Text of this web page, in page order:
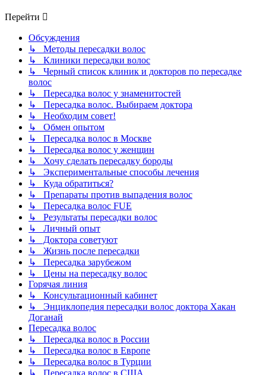
Перейти
Обсуждения
↳ Методы пересадки волос
↳ Клиники пересадки волос
↳ Черный список клиник и докторов по пересадке
волос
↳ Пересадка волос у знаменитостей
↳ Пересадка волос. Выбираем доктора
↳ Необходим совет!
↳ Обмен опытом
↳ Пересадка волос в Москве
↳ Пересадка волос у женщин
↳ Хочу сделать пересадку бороды
↳ Экспериментальные способы лечения
↳ Куда обратиться?
↳ Препараты против выпадения волос
↳ Пересадка волос FUE
↳ Результаты пересадки волос
↳ Личный опыт
↳ Доктора советуют
↳ Жизнь после пересадки
↳ Пересадка зарубежом
↳ Цены на пересадку волос
Горячая линия
↳ Консультационный кабинет
↳ Энциклопедия пересадки волос доктора Хакан
Доганай
Пересадка волос
↳ Пересадка волос в России
↳ Пересадка волос в Европе
↳ Пересадка волос в Турции
↳ Пересадка волос в США